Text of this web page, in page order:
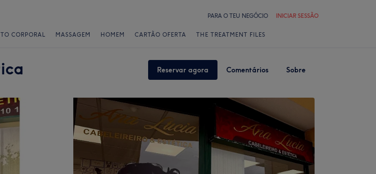
PARA O TEU NEGÓCIO INICIAR SESSÃO
CORPORAL MASSAGEM HOMEM CARTÃO OFERTA THE TREATMENT FILES
Reservar agora Comentários Sobre